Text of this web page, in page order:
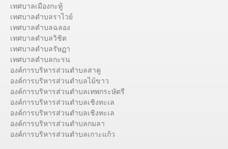
เทศบาลเมืองกะทู้
เทศบาลตำบลราไวย์
เทศบาลตำบลฉลอง
เทศบาลตำบลวิชิต
เทศบาลตำบลรัษฏา
เทศบาลตำบลกะรน
องค์การบริหารส่วนตำบลสาคู
องค์การบริหารส่วนตำบลไม้ขาว
องค์การบริหารส่วนตำบลเทพกระษัตรี
องค์การบริหารส่วนตำบลเชิงทะเล
องค์การบริหารส่วนตำบลเชิงทะเล
องค์การบริหารส่วนตำบลกมลา
องค์การบริหารส่วนตำบลเกาะแก้ว